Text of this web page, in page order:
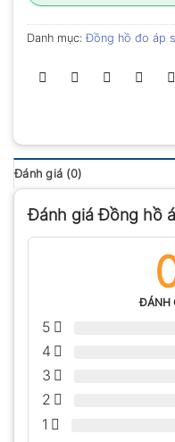
Danh mục:Đồng hồ đo áp
Đánh giá (0)
Đánh giá Đồng hồ
ĐÁNH
5
4
3
2
1